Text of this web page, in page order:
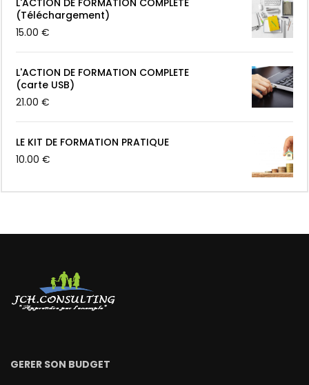
famille (scénario n°1)
Présentation et analyse du budget d’une
famille (scénario n°2)
Présentation et analyse du budget d’une
famille (scénario n°3)
Présentation et analyse du budget d’une
famille (scénario n°5)
famille (scénario n°6)
(Téléchargement)
15.00 €
L'ACTION DE FORMATION COMPLETE
(carte USB)
21.00 €
LE KIT DE FORMATION PRATIQUE
10.00 €
GERER SON BUDGET